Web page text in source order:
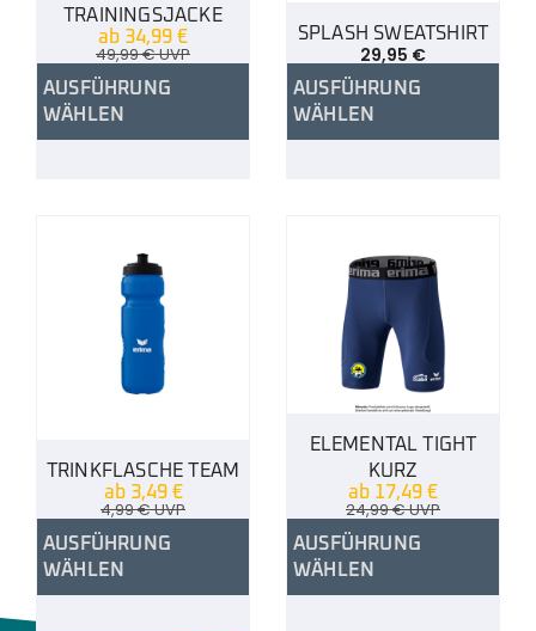
TRAININGSJACKE
ab 34,99 €
49,99€UVP
AUSFÜHRUNG
WÄHLEN
SPLASH SWEATSHIRT
29,95 €
AUSFÜHRUNG
WÄHLEN
TRINKFLASCHE TEAM
ab 3,49 €
4,99€UVP
AUSFÜHRUNG
WÄHLEN
ELEMENTAL TIGHT
KURZ
ab 17,49 €
24,99€UVP
AUSFÜHRUNG
WÄHLEN